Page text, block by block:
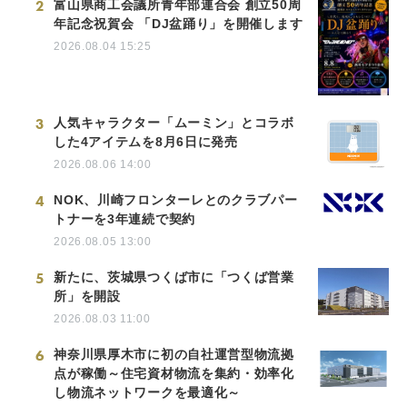
2
富山県商工会議所青年部連合会 創立50周
年記念祝賀会 「DJ盆踊り」を開催します
2026.08.04 15:25
3
人気キャラクター「ムーミン」とコラボ
した4アイテムを8月6日に発売
2026.08.06 14:00
4
NOK、川崎フロンターレとのクラブパー
トナーを3年連続で契約
2026.08.05 13:00
5
新たに、茨城県つくば市に「つくば営業
所」を開設
2026.08.03 11:00
6
神奈川県厚木市に初の自社運営型物流拠
点が稼働～住宅資材物流を集約・効率化
し物流ネットワークを最適化～